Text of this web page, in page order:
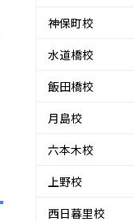
神保町校
水道橋校
飯田橋校
月島校
六本木校
上野校
西日暮里校